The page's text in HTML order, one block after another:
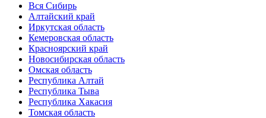
Вся Сибирь
Алтайский край
Иркутская область
Кемеровская область
Красноярский край
Новосибирская область
Омская область
Республика Алтай
Республика Тыва
Республика Хакасия
Томская область